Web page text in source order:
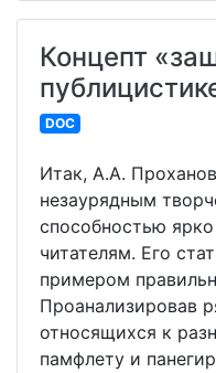
Концепт
DOC
Итак, А.А.
незаурядным
способностью
читателям. Его
примером
Проанализировав
относящихся к
памфлету и